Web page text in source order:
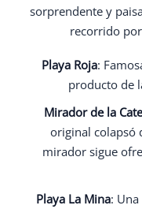
sorprendente y
recorrido
Playa Roja:
producto de
Mirador de la
original colapsó
mirador sigue
Playa La Mina: